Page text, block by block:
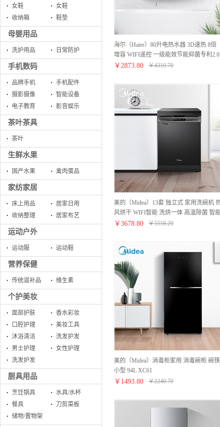
女鞋
女鞋
收纳箱
鞋垫
母婴用品
洗护用品 日常防护
手机数码
品牌手机
手机配件
摄影摄像
智能设备
电子教育
影音娱乐
茶叶茶具
茶叶
生鲜水果
国产水果 禽肉蛋品
家纺家居
床上用品
居家日用
收纳整理
居家布艺
运动户外
运动服 运动鞋
营养保健
传统滋补品 维生素
个护美妆
面部护肤
香水彩妆
口腔护理
美妆工具
沐浴清洁
洗发护发
男士护理
女性护理
洗发护发
厨具用品
烹饪锅具
水具/水杯
餐具
刀剪菜板
储物/置物架
海尔（Haier）80升电热水器 3D速热 8倍
增容 WIFI遥控 一级能效节能抑菌专利2.0
防电墙EC8005-ST5
￥ 2873.80 ￥4310.70
美的（Midea）13套 独立式 家用洗碗机
风烘干 WIFI智能 洗烘一体 高温除菌 智
油污感应 嵌入式刷碗机J10
￥ 3678.80 ￥5518.20
美的（Midea）消毒柜家用 消毒碗柜 碗筷
小型 94L XC61
￥ 1493.80 ￥2240.70